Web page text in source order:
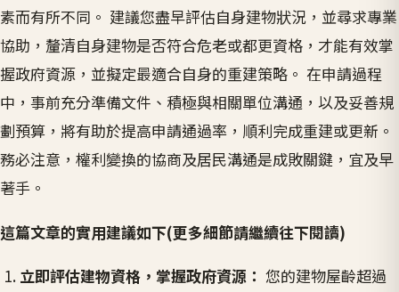
素而有所不同。 建議您盡早評估自身建物狀況，並尋求專業
協助，釐清自身建物是否符合危老或都更資格，才能有效掌
握政府資源，並擬定最適合自身的重建策略。 在申請過程
中，事前充分準備文件、積極與相關單位溝通，以及妥善規
劃預算，將有助於提高申請通過率，順利完成重建或更新。
務必注意，權利變換的協商及居民溝通是成敗關鍵，宜及早
著手。
這篇文章的實用建議如下(更多細節請繼續往下閱讀)
立即評估建物資格，掌握政府資源： 您的建物屋齡超過